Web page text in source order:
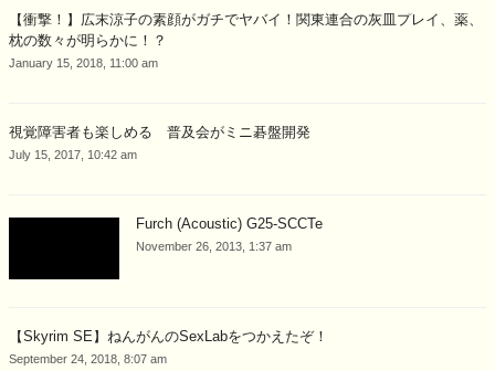
【衝撃！】広末涼子の素顔がガチでヤバイ！関東連合の灰皿プレイ、薬、
枕の数々が明らかに！？
January 15, 2018, 11:00 am
視覚障害者も楽しめる 普及会がミニ碁盤開発
July 15, 2017, 10:42 am
Furch (Acoustic) G25-SCCTe
November 26, 2013, 1:37 am
【Skyrim SE】ねんがんのSexLabをつかえたぞ！
September 24, 2018, 8:07 am